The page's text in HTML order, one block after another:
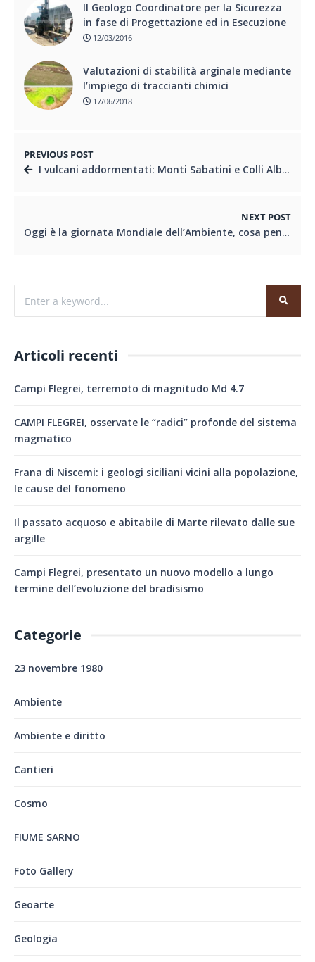
Il Geologo Coordinatore per la Sicurezza
in fase di Progettazione ed in Esecuzione
12/03/2016
Valutazioni di stabilità arginale mediante
l’impiego di traccianti chimici
17/06/2018
PREVIOUS POST
I vulcani addormentati: Monti Sabatini e Colli Albani
NEXT POST
Oggi è la giornata Mondiale dell’Ambiente, cosa pensano i geologi
Articoli recenti
Campi Flegrei, terremoto di magnitudo Md 4.7
CAMPI FLEGREI, osservate le “radici” profonde del sistema
magmatico
Frana di Niscemi: i geologi siciliani vicini alla popolazione,
le cause del fonomeno
Il passato acquoso e abitabile di Marte rilevato dalle sue
argille
Campi Flegrei, presentato un nuovo modello a lungo
termine dell’evoluzione del bradisismo
Categorie
23 novembre 1980
Ambiente
Ambiente e diritto
Cantieri
Cosmo
FIUME SARNO
Foto Gallery
Geoarte
Geologia